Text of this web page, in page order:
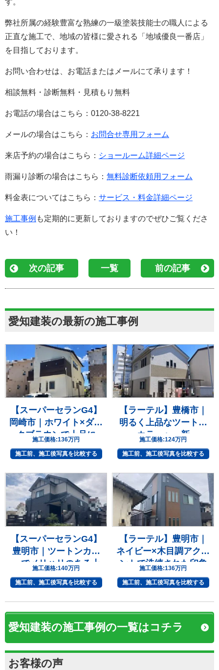
す。
弊社所属の経験豊富な熟練の一級塗装技能士の職人による
正直な施工で、地域の皆様に愛される「地域優良一番店」
を目指しております。
お問い合わせは、お電話またはメールにて承ります！
相談無料・診断無料・見積もり無料
お電話の場合はこちら：0120-38-8221
メールの場合はこちら： お問合せ専用フォーム
来店予約の場合はこちら： ショールーム詳細ページ
雨漏り診断の場合はこちら： 無料診断依頼用フォーム
料金表についてはこちら： サービス・料金詳細ページ
施工事例 も定期的に更新しておりますのでぜひご覧くださ
い！
次の記事 一覧 前の記事
愛知建装の最新の施工事例
【スーパーセランG4】
岡崎市｜ホワイト×ダー
クブラウンで上品に
施工価格:136万円
施工前、施工後写真を比較する
【ラーテル】豊橋市｜
明るく上品なツートン
カラーへ一新
施工価格:124万円
施工前、施工後写真を比較する
【スーパーセランG4】
豊明市｜ツートンカラ
ーでメリハリのある上
質な住まいへ
施工価格:140万円
施工前、施工後写真を比較する
【ラーテル】豊明市｜
ネイビー×木目調アクセ
ントで洗練された印象
へ
施工価格:136万円
施工前、施工後写真を比較する
愛知建装の施工事例の一覧はコチラ
お客様の声